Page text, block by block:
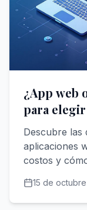
¿App web
para
negocio
Descubre las
aplicaciones
costos y
15 de